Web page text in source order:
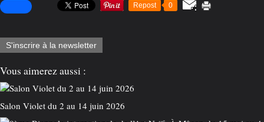
Repost 0
S'inscrire à la newsletter
Vous aimerez aussi :
Salon Violet du 2 au 14 juin 2026